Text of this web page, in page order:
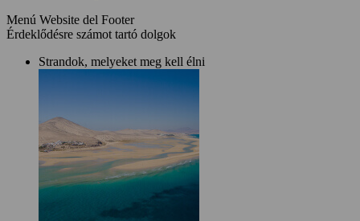
Menú Website del Footer
Érdeklődésre számot tartó dolgok
Strandok, melyeket meg kell élni